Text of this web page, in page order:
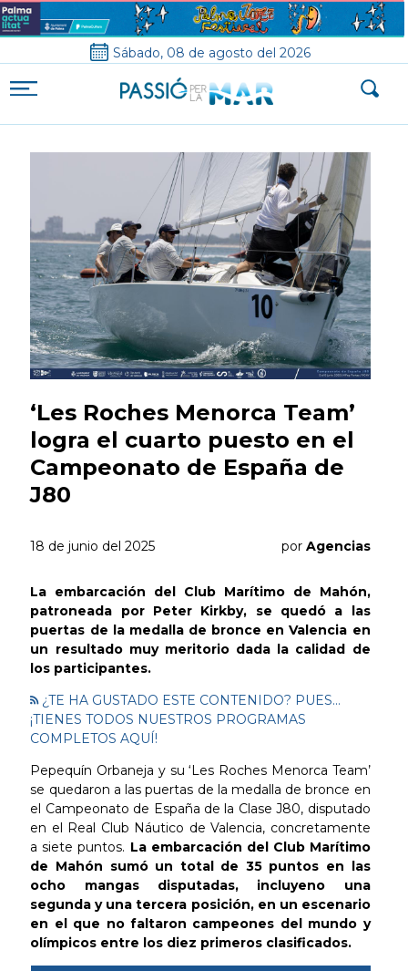
Sábado, 08 de agosto del 2026
‘Les Roches Menorca Team’
logra el cuarto puesto en el
Campeonato de España de
J80
18 de junio del 2025 por Agencias
La embarcación del Club Marítimo de Mahón,
patroneada por Peter Kirkby, se quedó a las
puertas de la medalla de bronce en Valencia en
un resultado muy meritorio dada la calidad de
los participantes.
¿TE HA GUSTADO ESTE CONTENIDO? PUES...
¡TIENES TODOS NUESTROS PROGRAMAS
COMPLETOS AQUÍ!
Pepequín Orbaneja y su ‘Les Roches Menorca Team’
se quedaron a las puertas de la medalla de bronce en
el Campeonato de España de la Clase J80, disputado
en el Real Club Náutico de Valencia, concretamente
a siete puntos. La embarcación del Club Marítimo
de Mahón sumó un total de 35 puntos en las
ocho mangas disputadas, incluyeno una
segunda y una tercera posición, en un escenario
en el que no faltaron campeones del mundo y
olímpicos entre los diez primeros clasificados.